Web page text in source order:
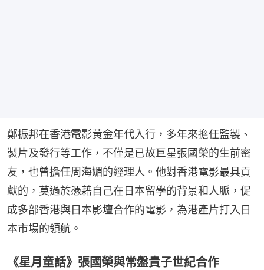
鄭振邦在香港電影黃金年代入行，多年來擔任監製、
製片及發行等工作，不僅是已故巨星張國榮的生前密
友，也曾擔任周海媚的經理人。他對香港電影最具貢
獻的，莫過於憑藉自己在日本留學的背景和人脈，促
成多部香港與日本影壇合作的電影，為港產片打入日
本市場的領航。
《星月童話》張國榮與常盤貴子世紀合作